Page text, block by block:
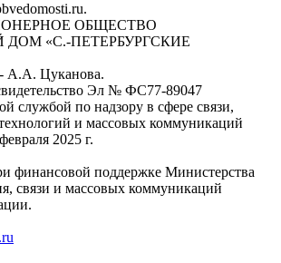
ОБЩЕСТВО
ДОМ «С.-ПЕТЕРБУРГСКИЕ
А.А. Цуканова.
Эл № ФС77-89047
службой по надзору в сфере связи,
и массовых коммуникаций
2025 г.
финансовой поддержке Министерства
связи и массовых коммуникаций